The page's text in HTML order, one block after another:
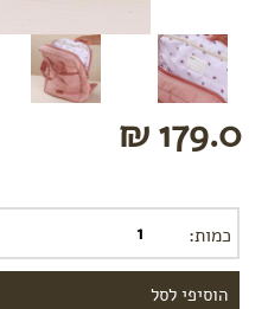
סבונים
ושמפו
וצעצועים
קיץ
טקסטיל
179.0 ₪
כמות: